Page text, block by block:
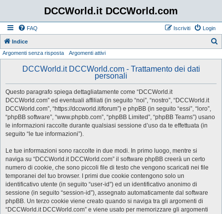
DCCWorld.it DCCWorld.com
FAQ Login
Iscriviti
Indice
Argomenti senza risposta Argomenti attivi
DCCWorld.it DCCWorld.com - Trattamento dei dati
personali
Questo paragrafo spiega dettagliatamente come “DCCWorld.it
DCCWorld.com” ed eventuali affiliati (in seguito “noi”, “nostro”, “DCCWorld.it
DCCWorld.com”, “https://dccworld.it/forum”) e phpBB (in seguito “essi”, “loro”,
“phpBB software”, “www.phpbb.com”, “phpBB Limited”, “phpBB Teams”) usano
le informazioni raccolte durante qualsiasi sessione d’uso da te effettuata (in
seguito “le tue informazioni”).
Le tue informazioni sono raccolte in due modi. In primo luogo, mentre si
naviga su “DCCWorld.it DCCWorld.com” il software phpBB creerà un certo
numero di cookie, che sono piccoli file di testo che vengono scaricati nei file
temporanei del tuo browser. I primi due cookie contengono solo un
identificativo utente (in seguito “user-id”) ed un identificativo anonimo di
sessione (in seguito “session-id”), assegnato automaticamente dal software
phpBB. Un terzo cookie viene creato quando si naviga tra gli argomenti di
“DCCWorld.it DCCWorld.com” e viene usato per memorizzare gli argomenti